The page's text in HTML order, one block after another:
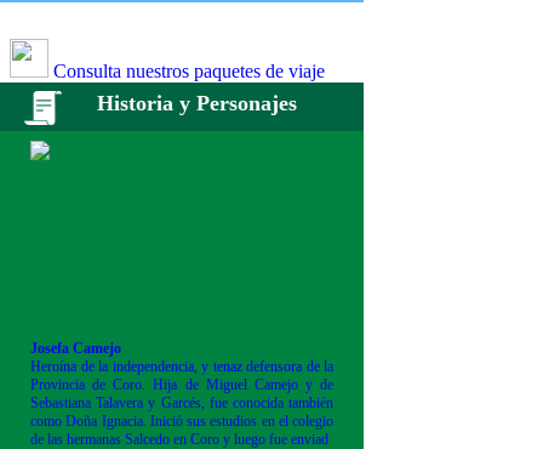
Consulta nuestros paquetes de viaje
Historia y Personajes
Josefa Camejo
Heroína de la independencia, y tenaz defensora de la
Provincia de Coro. Hija de Miguel Camejo y de
Sebastiana Talavera y Garcés, fue conocida también
como Doña Ignacia. Inició sus estudios en el colegio
de las hermanas Salcedo en Coro y luego fue enviad